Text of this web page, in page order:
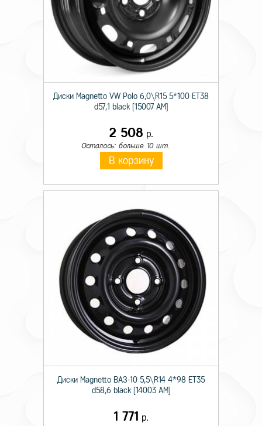
Диски Magnetto VW Polo 6,0\R15 5*100 ET38
d57,1 black [15007 AM]
2 508 р.
Осталось: больше 10 шт.
В корзину
Диски Magnetto ВАЗ-10 5,5\R14 4*98 ET35
d58,6 black [14003 AM]
1 771 р.